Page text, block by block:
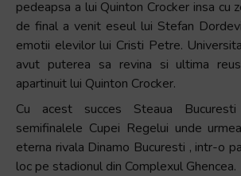
pedeapsa a lui Quinton Crocker insa cu
de final a venit eseul lui Stefan
emotii elevilor lui Cristi Petre.
avut puterea sa revina si ultima
apartinuit lui Quinton Crocker.
Cu acest succes Steaua
semifinalele Cupei Regelui unde
eterna rivala Dinamo Bucuresti , intr-o
loc pe stadionul din Complexul Ghencea.